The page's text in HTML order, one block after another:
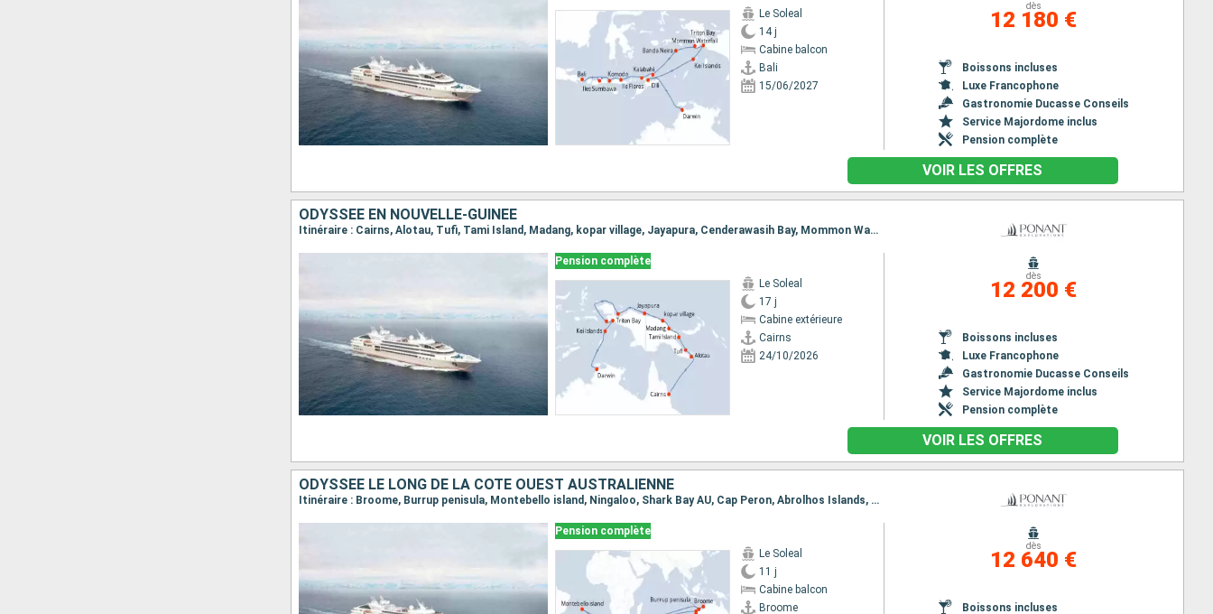
Le Soleal
14 j
Cabine balcon
Bali
15/06/2027
dès
12 180 €
Boissons incluses
Luxe Francophone
Gastronomie Ducasse Conseils
Service Majordome inclus
Pension complète
VOIR LES OFFRES
ODYSSÉE EN NOUVELLE-GUINÉE
Itinéraire : Cairns, Alotau, Tufi, Tami Island, Madang, kopar village, Jayapura, Cenderawasih Bay, Mommon Waterfall, Triton Bay, Kei Islands, Darwin
Pension complète
Le Soleal
17 j
Cabine extérieure
Cairns
24/10/2026
dès
12 200 €
Boissons incluses
Luxe Francophone
Gastronomie Ducasse Conseils
Service Majordome inclus
Pension complète
VOIR LES OFFRES
ODYSSÉE LE LONG DE LA CÔTE OUEST AUSTRALIENNE
Itinéraire : Broome, Burrup penisula, Montebello island, Ningaloo, Shark Bay AU, Cap Peron, Abrolhos Islands, Fremantle
Pension complète
Le Soleal
11 j
Cabine balcon
Broome
dès
12 640 €
Boissons incluses